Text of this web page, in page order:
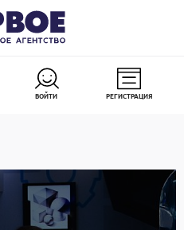
ВОЙТИ РЕГИСТРАЦИЯ